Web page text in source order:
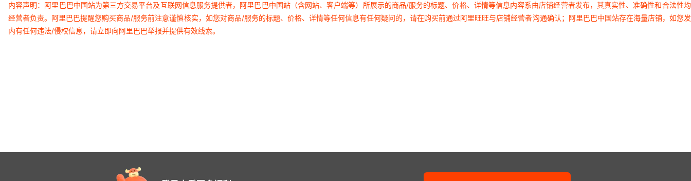
内容声明：阿里巴巴中国站为第三方交易平台及互联网信息服务提供者，阿里巴巴中国站（含网站、客户端等）所展示的商品/服务的标题、价格、详情等信息内容系由店铺经营者发布，其真实性、准确性和合法性
经营者负责。阿里巴巴提醒您购买商品/服务前注意谨慎核实，如您对商品/服务的标题、价格、详情等任何信息有任何疑问的，请在购买前通过阿里旺旺与店铺经营者沟通确认；阿里巴巴中国站存在海量店铺，如您
内有任何违法/侵权信息，请立即向阿里巴巴举报并提供有效线索。